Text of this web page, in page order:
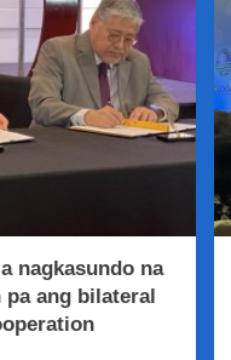
nagkasundo na
pa ang bilateral